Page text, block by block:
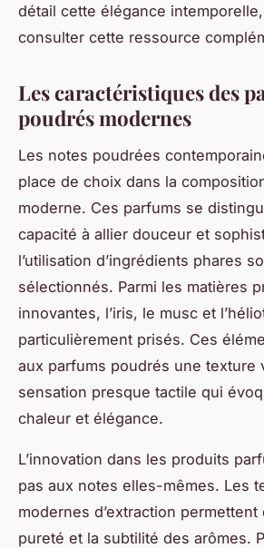
détail cette élégance
consulter cette ressource
Les caractéristiques des
poudrés modernes
Les notes poudrées
place de choix dans la
moderne. Ces parfums se
capacité à allier douceur et
l’utilisation d’ingrédients phares
sélectionnés. Parmi les matières
innovantes, l’iris, le musc et
particulièrement prisés. Ces
aux parfums poudrés une texture
sensation presque tactile qui
chaleur et élégance.
L’innovation dans les produits
pas aux notes elles-mêmes. Les
modernes d’extraction
pureté et la subtilité des arômes.